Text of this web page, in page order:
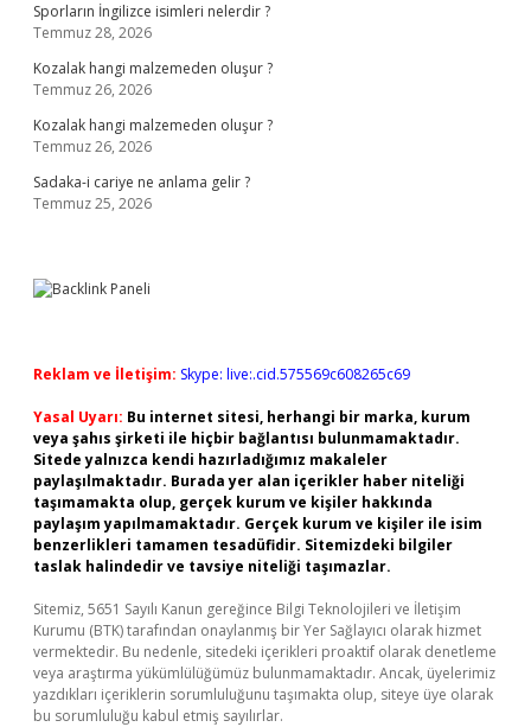
Sporların İngilizce isimleri nelerdir ?
Temmuz 28, 2026
Kozalak hangi malzemeden oluşur ?
Temmuz 26, 2026
Kozalak hangi malzemeden oluşur ?
Temmuz 26, 2026
Sadaka-i cariye ne anlama gelir ?
Temmuz 25, 2026
Reklam ve İletişim: Skype: live:.cid.575569c608265c69
Yasal Uyarı: Bu internet sitesi, herhangi bir marka, kurum
veya şahıs şirketi ile hiçbir bağlantısı bulunmamaktadır.
Sitede yalnızca kendi hazırladığımız makaleler
paylaşılmaktadır. Burada yer alan içerikler haber niteliği
taşımamakta olup, gerçek kurum ve kişiler hakkında
paylaşım yapılmamaktadır. Gerçek kurum ve kişiler ile isim
benzerlikleri tamamen tesadüfidir. Sitemizdeki bilgiler
taslak halindedir ve tavsiye niteliği taşımazlar.
Sitemiz, 5651 Sayılı Kanun gereğince Bilgi Teknolojileri ve İletişim
Kurumu (BTK) tarafından onaylanmış bir Yer Sağlayıcı olarak hizmet
vermektedir. Bu nedenle, sitedeki içerikleri proaktif olarak denetleme
veya araştırma yükümlülüğümüz bulunmamaktadır. Ancak, üyelerimiz
yazdıkları içeriklerin sorumluluğunu taşımakta olup, siteye üye olarak
bu sorumluluğu kabul etmiş sayılırlar.